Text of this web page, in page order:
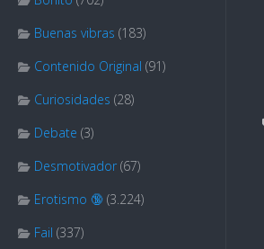
Buenas vibras (183)
Contenido Original (91)
Curiosidades (28)
Debate (3)
Desmotivador (67)
Erotismo 🔞 (3.224)
Fail (337)